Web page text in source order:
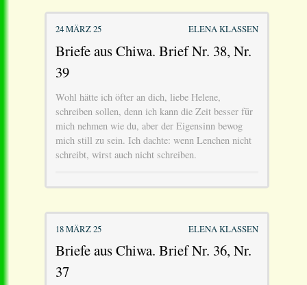
24 MÄRZ 25 ELENA KLASSEN
Briefe aus Chiwa. Brief Nr. 38, Nr.
39
Wohl hätte ich öfter an dich, liebe Helene,
schreiben sollen, denn ich kann die Zeit besser für
mich nehmen wie du, aber der Eigensinn bewog
mich still zu sein. Ich dachte: wenn Lenchen nicht
schreibt, wirst auch nicht schreiben.
18 MÄRZ 25 ELENA KLASSEN
Briefe aus Chiwa. Brief Nr. 36, Nr.
37